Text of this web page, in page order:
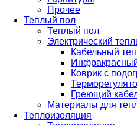
Прочее
Теплый пол
Теплый пол
Электрический
Кабельный
Коврик с
Греющий
Материалы для
Теплоизоляция